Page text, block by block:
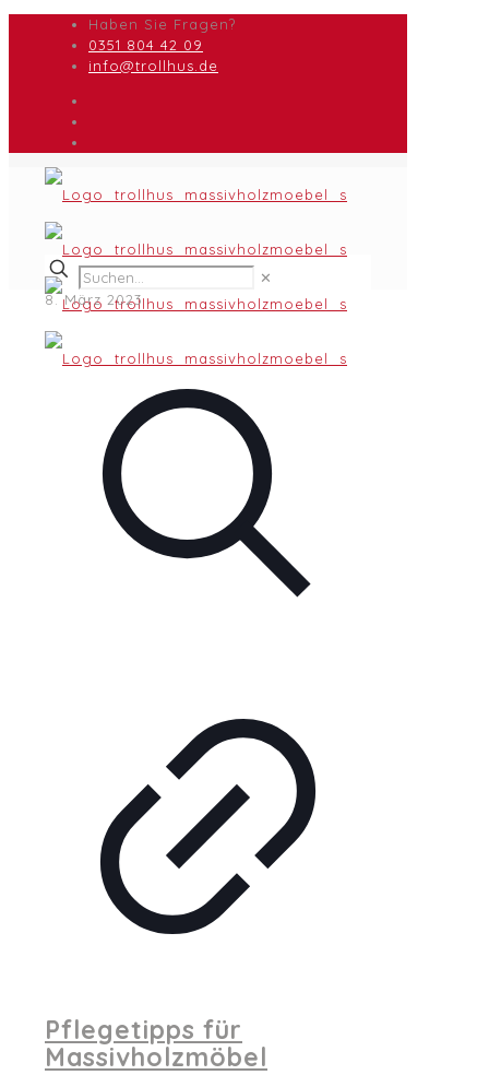
Haben Sie Fragen?
0351 804 42 09
info@trollhus.de
✕
8. März 2023
Pflegetipps für
Massivholzmöbel